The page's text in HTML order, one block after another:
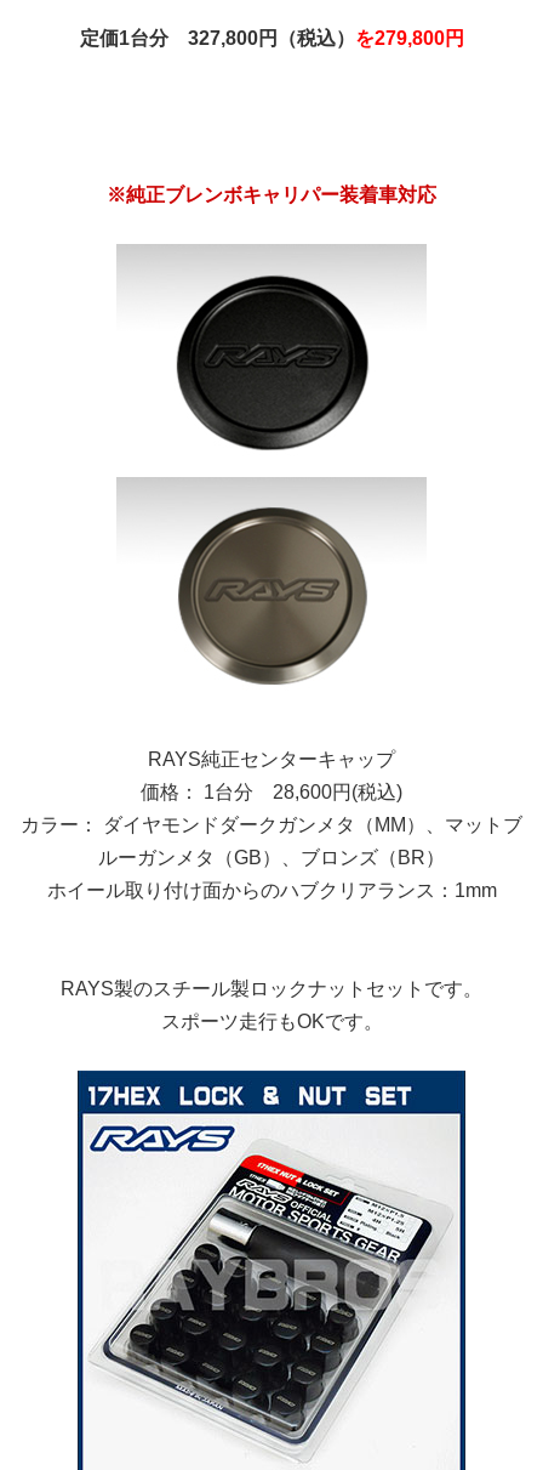
定価1台分 327,800円（税込） を279,800円
※純正ブレンボキャリパー装着車対応
RAYS純正センターキャップ
価格： 1台分 28,600円(税込)
カラー： ダイヤモンドダークガンメタ（MM）、マットブ
ルーガンメタ（GB）、ブロンズ（BR）
ホイール取り付け面からのハブクリアランス：1mm
RAYS製のスチール製ロックナットセットです。
スポーツ走行もOKです。